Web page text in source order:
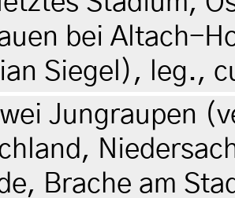
bei Altach-
Siegel), leg.,
Jungraupen
Brache am